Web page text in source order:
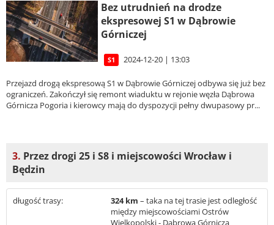
Bez utrudnień na drodze
ekspresowej S1 w Dąbrowie
Górniczej
S1 2024-12-20 | 13:03
Przejazd drogą ekspresową S1 w Dąbrowie Górniczej odbywa się już bez
ograniczeń. Zakończył się remont wiaduktu w rejonie węzła Dąbrowa
Górnicza Pogoria i kierowcy mają do dyspozycji pełny dwupasowy pr...
3. Przez drogi 25 i S8 i miejscowości Wrocław i
Będzin
długość trasy: 324 km – taka na tej trasie jest odległość
między miejscowościami Ostrów
Wielkopolski - Dąbrowa Górnicza